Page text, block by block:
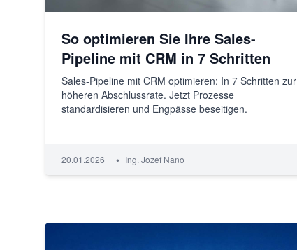
So optimieren Sie Ihre Sales-
Pipeline mit CRM in 7 Schritten
Sales-Pipeline mit CRM optimieren: In 7 Schritten zur
höheren Abschlussrate. Jetzt Prozesse
standardisieren und Engpässe beseitigen.
20.01.2026 • Ing. Jozef Nano